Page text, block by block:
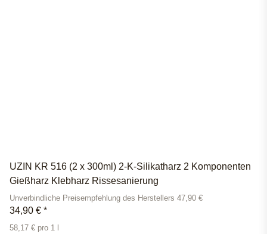
UZIN KR 516 (2 x 300ml) 2-K-Silikatharz 2 Komponenten
Gießharz Klebharz Rissesanierung
Unverbindliche Preisempfehlung des Herstellers 47,90 €
34,90 € *
58,17 € pro 1 l